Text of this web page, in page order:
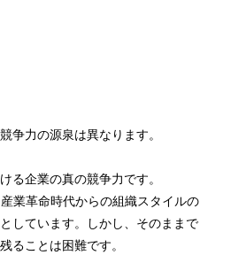
争力の源泉は異なります。
る企業の真の競争力です。
業革命時代からの組織スタイルの
しています。しかし、そのままで
ることは困難です。